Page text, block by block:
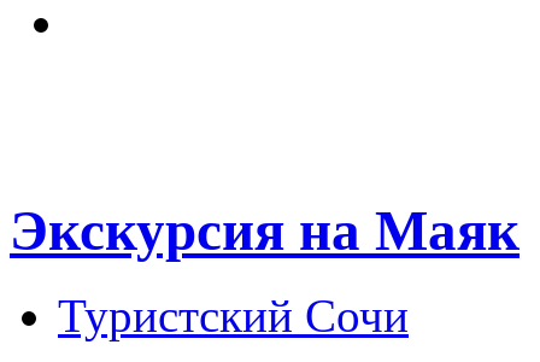
Экскурсия на Маяк
Туристский Сочи